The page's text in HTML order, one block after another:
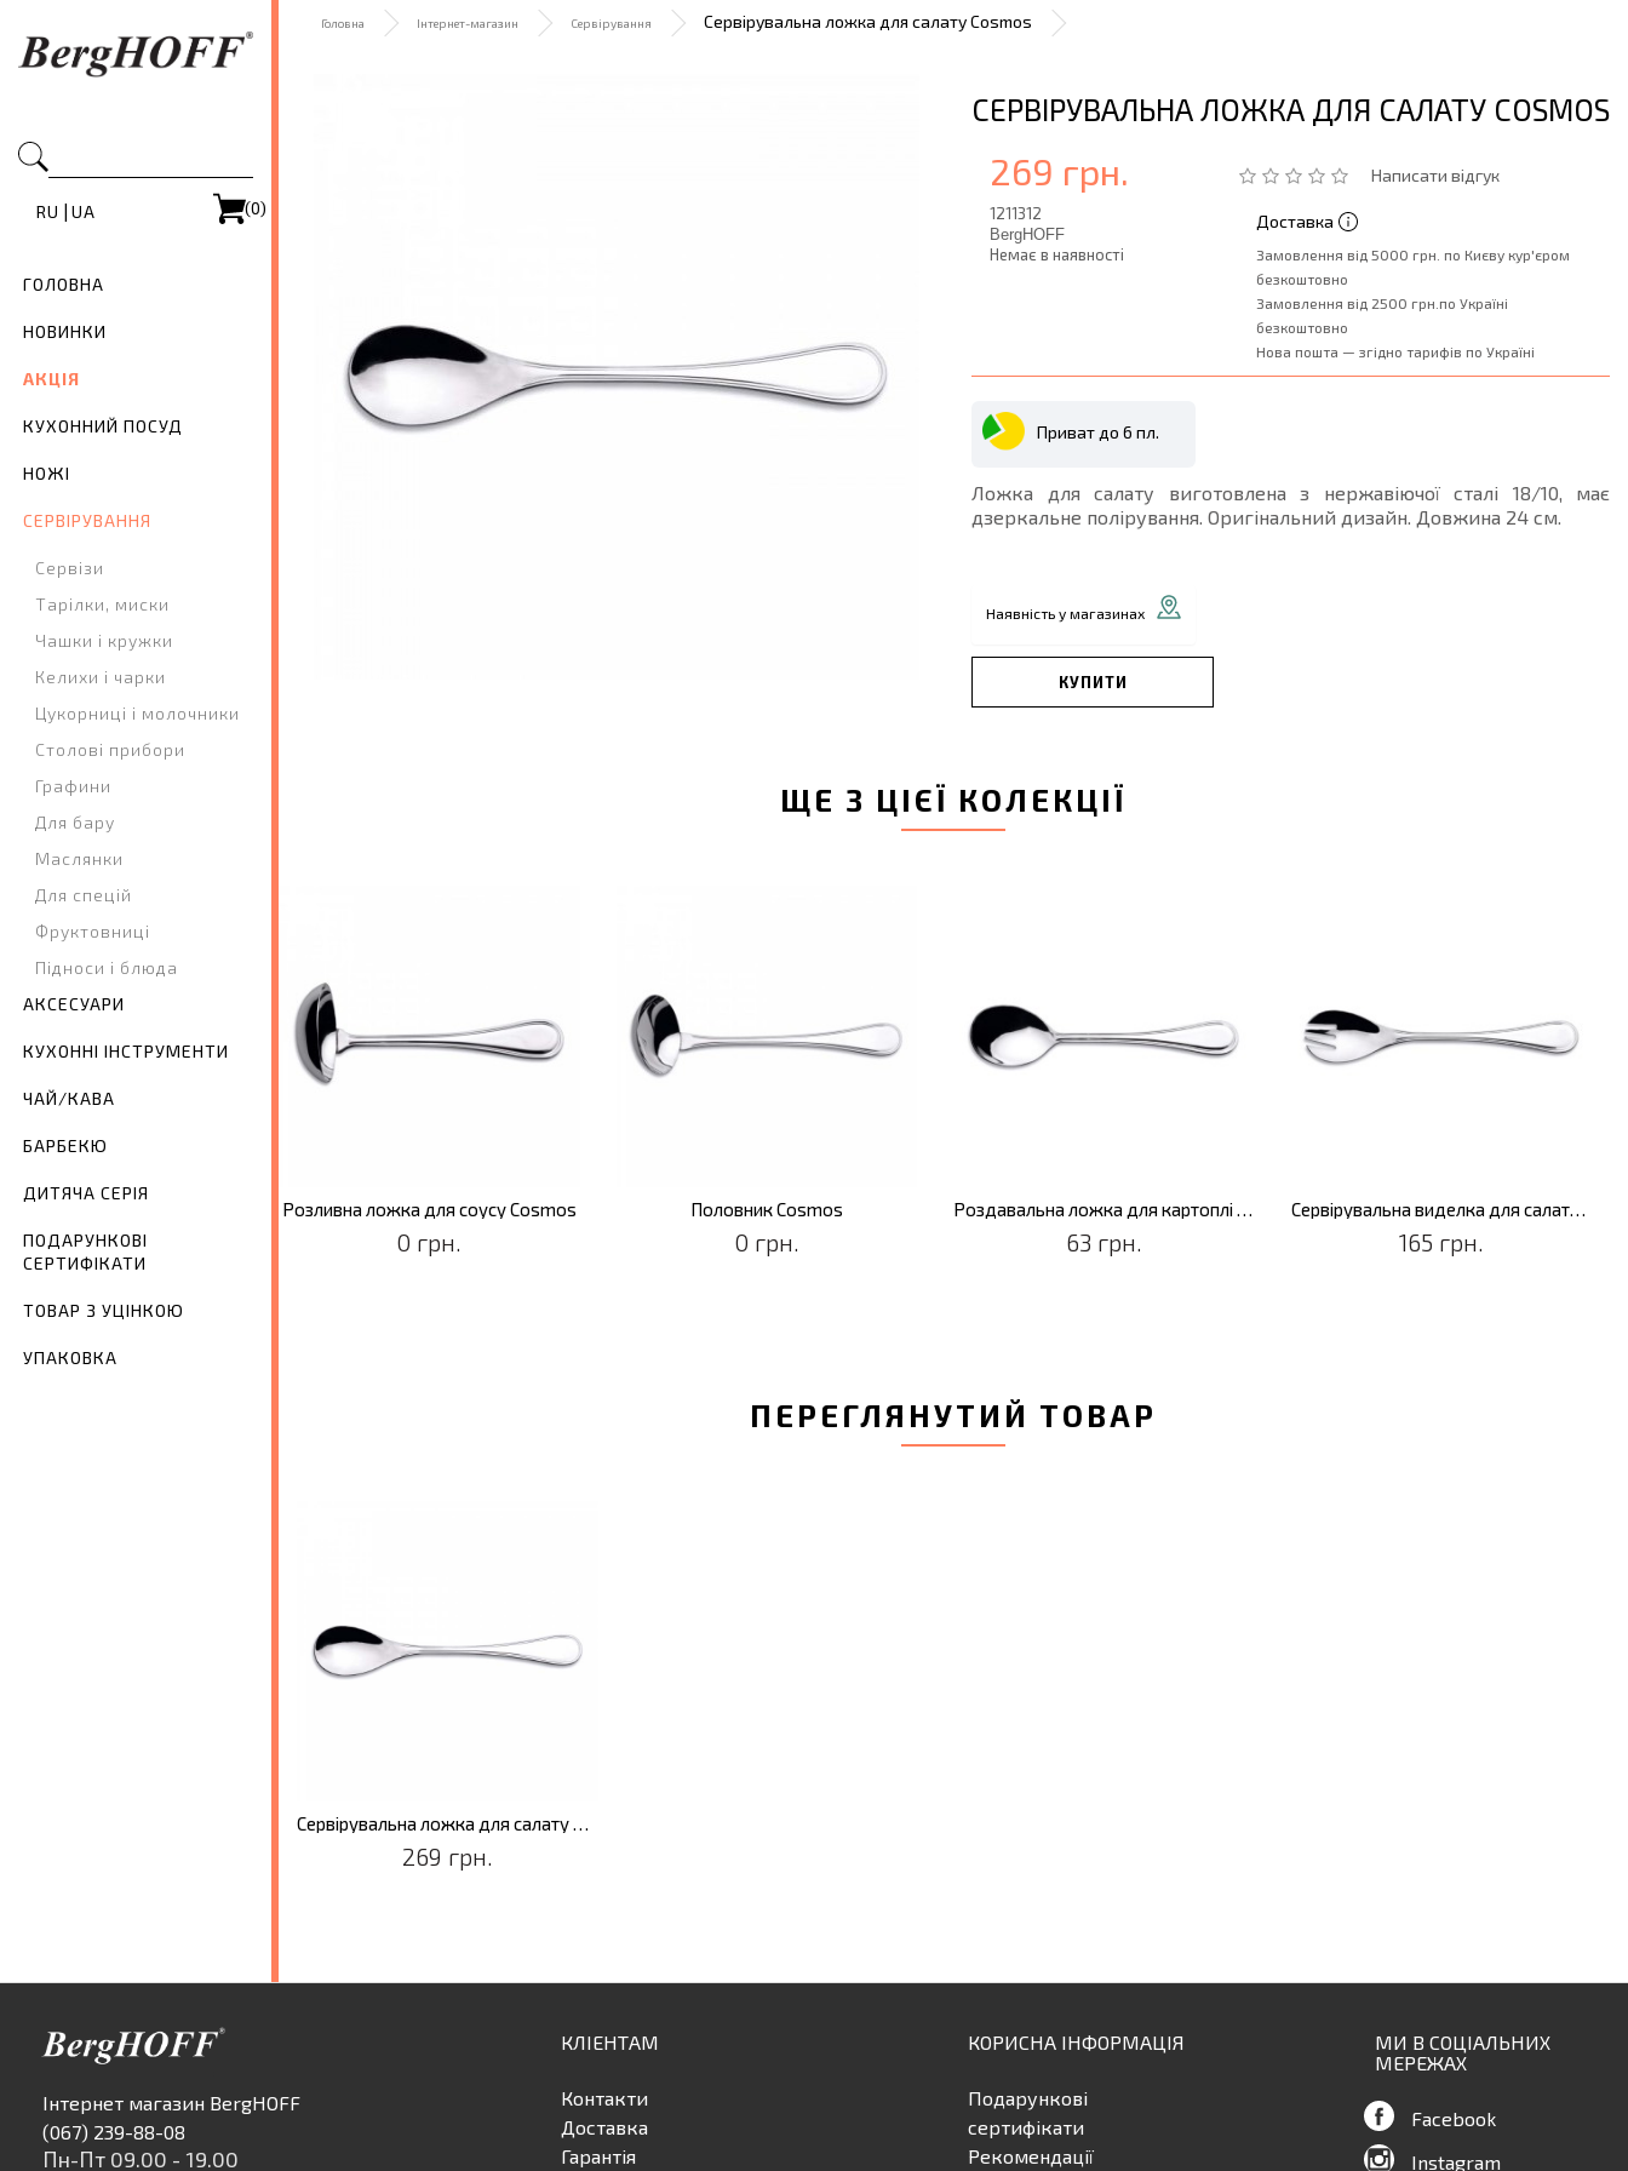
RU | UA (0)
ГОЛОВНА
НОВИНКИ
АКЦІЯ
КУХОННИЙ ПОСУД
НОЖІ
СЕРВІРУВАННЯ
Сервізи
Тарілки, миски
Чашки і кружки
Келихи і чарки
Цукорниці і молочники
Столові прибори
Графини
Для бару
Маслянки
Для спецій
Фруктовниці
Підноси і блюда
АКСЕСУАРИ
КУХОННІ ІНСТРУМЕНТИ
ЧАЙ/КАВА
БАРБЕКЮ
ДИТЯЧА СЕРІЯ
ПОДАРУНКОВІ
СЕРТИФІКАТИ
ТОВАР З УЦІНКОЮ
УПАКОВКА
Головна Інтернет-магазин Сервірування Сервірувальна ложка для салату Cosmos
СЕРВІРУВАЛЬНА ЛОЖКА ДЛЯ САЛАТУ COSMOS
Написати відгук
269 грн.
1211312
BergHOFF
Немає в наявності
Доставка
Замовлення від 5000 грн. по Києву кур'єром
безкоштовно
Замовлення від 2500 грн.по Україні
безкоштовно
Нова пошта — згідно тарифів по Україні
Приват до 6 пл.
Ложка для салату виготовлена з нержавіючої сталі 18/10, має
дзеркальне полірування. Оригінальний дизайн. Довжина 24 см.
Наявність у магазинах
КУПИТИ
ЩЕ З ЦІЄЇ КОЛЕКЦІЇ
0 грн.
Розливна ложка для соусу Cosmos
0 грн.
Половник Cosmos
0 грн.
Роздавальна ложка для картоплі Cosmos мала
63 грн.
Сервірувальна виделка для салату Cosmos
165 грн.
ПЕРЕГЛЯНУТИЙ ТОВАР
Сервірувальна ложка для салату Cosmos
269 грн.
Інтернет магазин BergHOFF
(067) 239-88-08
Пн-Пт 09.00 - 19.00
КЛІЕНТАМ
Контакти
Доставка
Гарантія
КОРИСНА ІНФОРМАЦІЯ
Подарункові
сертифікати
Рекомендації
МИ В СОЦІАЛЬНИХ
МЕРЕЖАХ
Facebook
Instagram